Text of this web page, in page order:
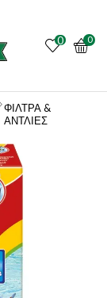
0 0
ΦΙΛΤΡΑ &
ΑΝΤΛΙΕΣ